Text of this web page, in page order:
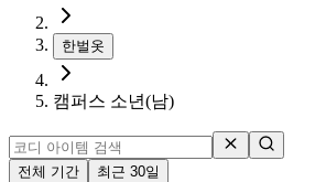
한벌옷
캠퍼스 소년(남)
전체 기간 최근 30일